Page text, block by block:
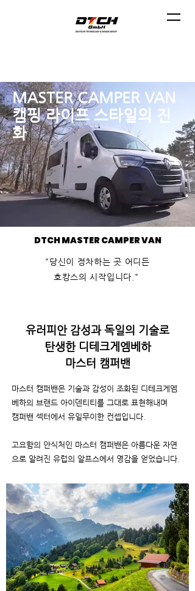
MASTER CAMPER VAN
캠핑 라이프 스타일의 진
화
DTCH MASTER CAMPER VAN
"당신이 정차하는 곳 어디든
호캉스의 시작입니다."
유러피안 감성과 독일의 기술로
탄생한 디테크게엠베하
마스터 캠퍼밴
마스터 캠퍼밴은 기술과 감성이 조화된 디테크게엠
베하의 브랜드 아이덴티티를 그대로 표현해내며
캠퍼밴 섹터에서 유일무이한 컨셉입니다.
고요함의 안식처인 마스터 캠퍼밴은 아름다운 자연
으로 알려진 유럽의 알프스에서 영감을 얻었습니다.